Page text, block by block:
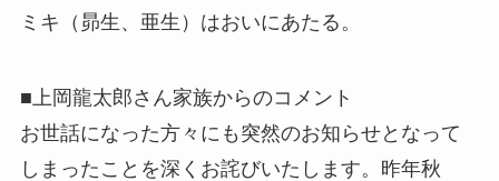
ミキ（昴生、亜生）はおいにあたる。
■上岡龍太郎さん家族からのコメント
お世話になった方々にも突然のお知らせとなって
しまったことを深くお詫びいたします。昨年秋